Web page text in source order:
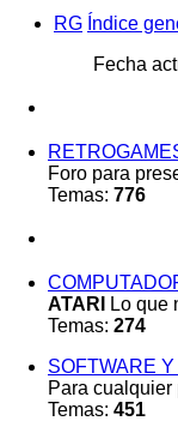
RG Índice
Fecha
Foro para
Temas: 776
ATARI
Lo que
Temas: 274
SOFTWARE Y
Para cualquier
Temas: 451